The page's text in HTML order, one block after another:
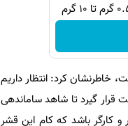
خاطرنشان کرد: انتظار داریم
قرار گیرد تا شاهد ساماندهی
کارگر باشد که کام این قشر